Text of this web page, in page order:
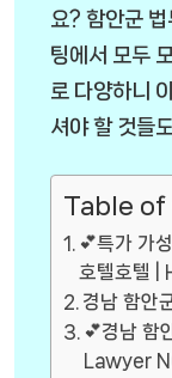
요? 함안군
팅에서 모두
로 다양하니
셔야 할 것들
Table
💕특가 가
호텔호텔 |
경남 함안
💕경남 함
Lawyer